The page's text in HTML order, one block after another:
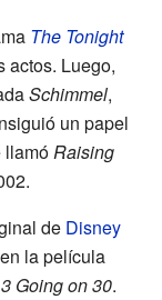
The Tonight
actos. Luego,
Schimmel,
un papel
llamóRaising
de Disney
la película
Going on 30.